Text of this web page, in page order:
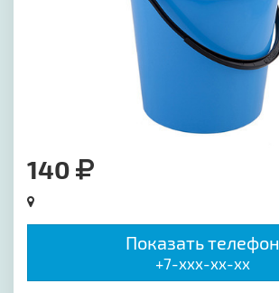
140
Показать телефон
+7-xxx-xx-xx